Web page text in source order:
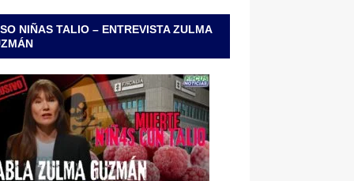
NIÑAS TALIO – ENTREVISTA ZULMA